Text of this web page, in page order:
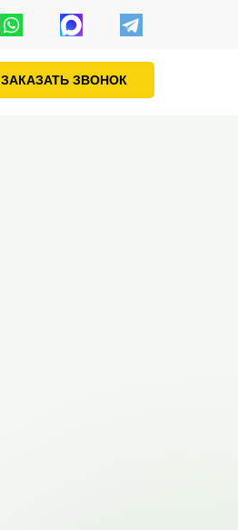
ЗАКАЗАТЬ ЗВОНОК